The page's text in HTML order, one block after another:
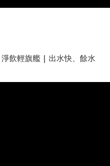
飲輕旗艦 | 出水快、餘水